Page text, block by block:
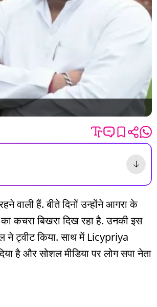
वाली हैं. बीते दिनों उन्होंने आगरा के
कचरा बिखरा दिख रहा है. उनकी इस
ने ट्वीट किया. साथ में Licypriya
है और सोशल मीडिया पर लोग सपा नेता